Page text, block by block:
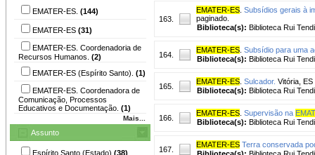
EMATER-ES. (144)
EMATER-ES (31)
EMATER-ES. Coordenadoria de
Recursos Humanos. (2)
EMATER-ES (Espírito Santo). (1)
EMATER-ES. Coordenadora de
Comunicação, Processos
Educativos e Documentação. (1)
Mais...
Assunto
Espírito Santo (Estado) (38)
163.
EMATER-ES Subsídios gerais à
paginado.
Biblioteca(s): Biblioteca Rui
164.
EMATER-ES Subsídio para uma
Biblioteca(s): Biblioteca Rui
165.
EMATER-ES Sulcador. Vitória,
Biblioteca(s): Biblioteca Rui
166.
EMATER-ES Supervisão na
Biblioteca(s): Biblioteca Rui
167.
EMATER-ES Terra conservada
Biblioteca(s): Biblioteca Rui